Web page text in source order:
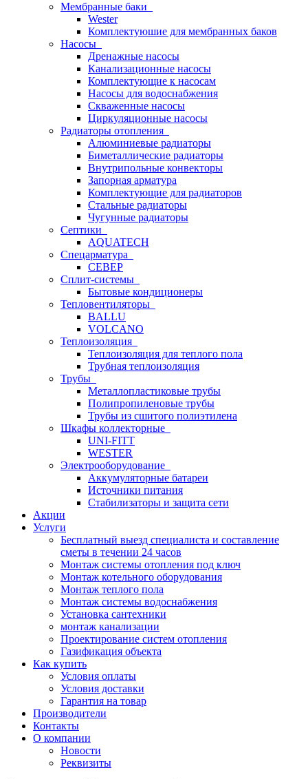
Мембранные баки
Wester
Комплектуюшие для мембранных баков
Насосы
Дренажные насосы
Канализационные насосы
Комплектующие к насосам
Насосы для водоснабжения
Скваженные насосы
Циркуляционные насосы
Радиаторы отопления
Алюминиевые радиаторы
Биметаллические радиаторы
Внутрипольные конвекторы
Запорная арматура
Комплектующие для радиаторов
Стальные радиаторы
Чугунные радиаторы
Септики
AQUATECH
Спецарматура
СЕВЕР
Сплит-системы
Бытовые кондиционеры
Тепловентиляторы
BALLU
VOLCANO
Теплоизоляция
Теплоизоляция для теплого пола
Трубная теплоизоляция
Трубы
Металлопластиковые трубы
Полипропиленовые трубы
Трубы из сшитого полиэтилена
Шкафы коллекторные
UNI-FITT
WESTER
Электрооборудование
Аккумуляторные батареи
Источники питания
Стабилизаторы и защита сети
Акции
Услуги
Бесплатный выезд специалиста и составление
сметы в течении 24 часов
Монтаж системы отопления под ключ
Монтаж котельного оборудования
Монтаж теплого пола
Монтаж системы водоснабжения
Установка сантехники
монтаж канализации
Проектирование систем отопления
Газификация объекта
Как купить
Условия оплаты
Условия доставки
Гарантия на товар
Производители
Контакты
О компании
Новости
Реквизиты